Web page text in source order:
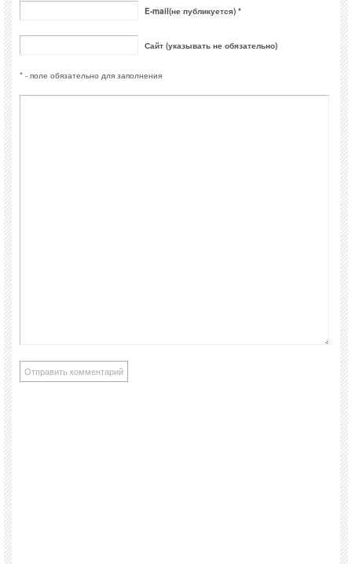
E-mail(не публикуется) *
Сайт (указывать не обязательно)
* - поле обязательно для заполнения